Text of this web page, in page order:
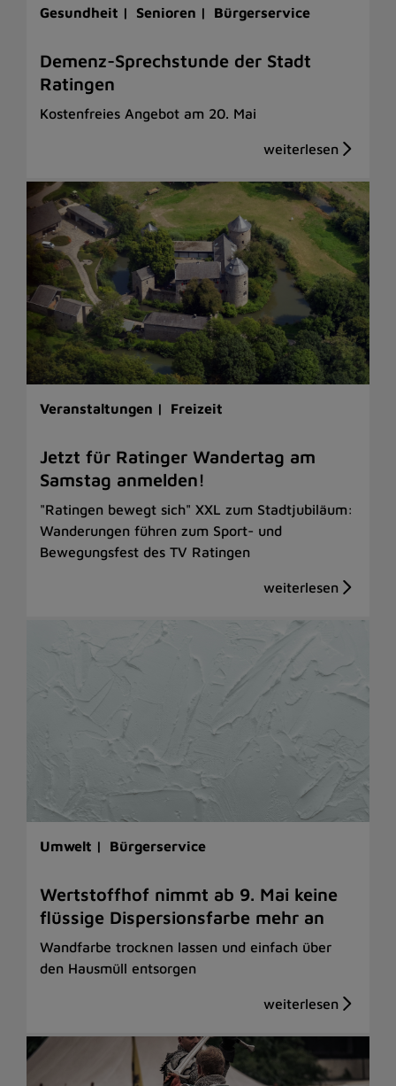
Gesundheit | Senioren | Bürgerservice
Demenz-Sprechstunde der Stadt
Ratingen
Kostenfreies Angebot am 20. Mai
Veranstaltungen | Freizeit
Jetzt für Ratinger Wandertag am
Samstag anmelden!
"Ratingen bewegt sich" XXL zum Stadtjubiläum:
Wanderungen führen zum Sport- und
Bewegungsfest des TV Ratingen
Umwelt | Bürgerservice
Wertstoffhof nimmt ab 9. Mai keine
flüssige Dispersionsfarbe mehr an
Wandfarbe trocknen lassen und einfach über
den Hausmüll entsorgen